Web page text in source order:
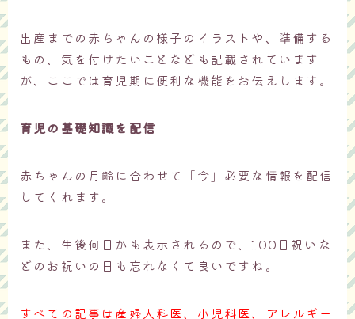
出産までの赤ちゃんの様子のイラストや、準備する
もの、気を付けたいことなども記載されています
が、ここでは育児期に便利な機能をお伝えします。
育児の基礎知識を配信
赤ちゃんの月齢に合わせて「今」必要な情報を配信
してくれます。
また、生後何日かも表示されるので、100日祝いな
どのお祝いの日も忘れなくて良いですね。
すべての記事は産婦人科医、小児科医、アレルギー